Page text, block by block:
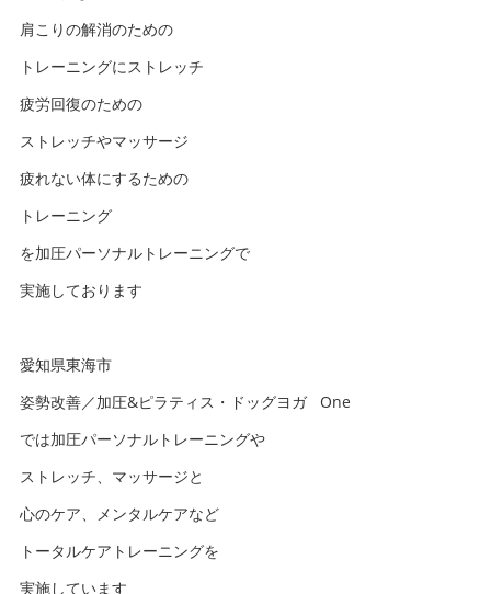
肩こりの解消のための
トレーニングにストレッチ
疲労回復のための
ストレッチやマッサージ
疲れない体にするための
トレーニング
を加圧パーソナルトレーニングで
実施しております
愛知県東海市
姿勢改善／加圧&ピラティス・ドッグヨガ One
では加圧パーソナルトレーニングや
ストレッチ、マッサージと
心のケア、メンタルケアなど
トータルケアトレーニングを
実施しています